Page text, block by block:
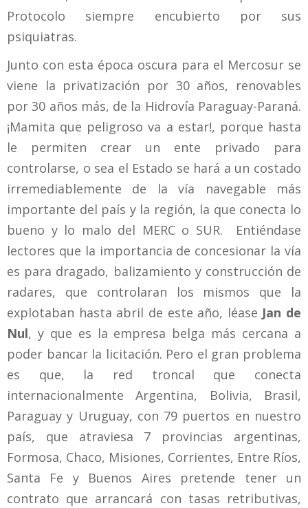
Protocolo siempre encubierto por sus
psiquiatras.
Junto con esta época oscura para el Mercosur se
viene la privatización por 30 años, renovables
por 30 años más, de la Hidrovía Paraguay-Paraná.
¡Mamita que peligroso va a estar!, porque hasta
le permiten crear un ente privado para
controlarse, o sea el Estado se hará a un costado
irremediablemente de la vía navegable más
importante del país y la región, la que conecta lo
bueno y lo malo del MERC o SUR. Entiéndase
lectores que la importancia de concesionar la vía
es para dragado, balizamiento y construcción de
radares, que controlaran los mismos que la
explotaban hasta abril de este año, léase Jan de
Nul, y que es la empresa belga más cercana a
poder bancar la licitación. Pero el gran problema
es que, la red troncal que conecta
internacionalmente Argentina, Bolivia, Brasil,
Paraguay y Uruguay, con 79 puertos en nuestro
país, que atraviesa 7 provincias argentinas,
Formosa, Chaco, Misiones, Corrientes, Entre Ríos,
Santa Fe y Buenos Aires pretende tener un
contrato que arrancará con tasas retributivas,